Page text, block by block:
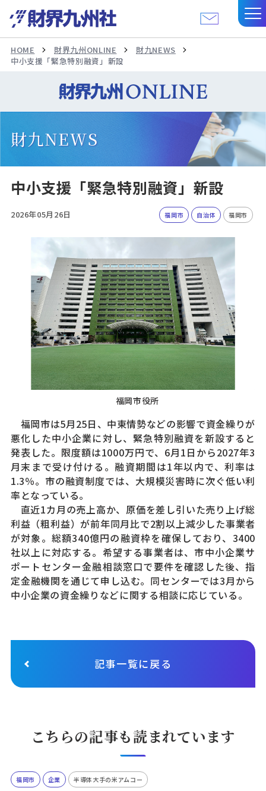
HOME 財界九州ONLINE
財九NEWS
中小支援「緊急特別融資」新設
財九NEWS
中小支援「緊急特別融資」新設
2026年05月26日 福岡市 自治体 福岡市
福岡市役所
福岡市は5月25日、中東情勢などの影響で資金繰りが
悪化した中小企業に対し、緊急特別融資を新設すると
発表した。限度額は1000万円で、6月1日から2027年3
月末まで受け付ける。融資期間は1年以内で、利率は
1.3％。市の融資制度では、大規模災害時に次ぐ低い利
率となっている。
直近1カ月の売上高か、原価を差し引いた売り上げ総
利益（粗利益）が前年同月比で2割以上減少した事業者
が対象。総額340億円の融資枠を確保しており、3400
社以上に対応する。希望する事業者は、市中小企業サ
ポートセンター金融相談窓口で要件を確認した後、指
定金融機関を通じて申し込む。同センターでは3月から
中小企業の資金繰りなどに関する相談に応じている。
記事一覧に戻る
こちらの記事も読まれています
福岡市 企業 半導体大手の米アムコー